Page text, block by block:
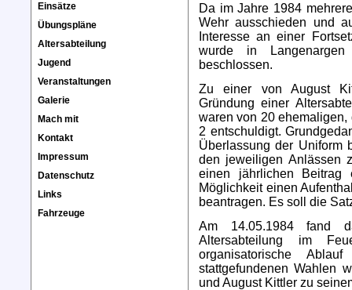
Einsätze
Übungspläne
Altersabteilung
Jugend
Veranstaltungen
Galerie
Mach mit
Kontakt
Impressum
Datenschutz
Links
Fahrzeuge
Da im Jahre 1984
Wehr ausschieden und
Interesse an einer
wurde in
beschlossen.
Zu einer von August
Gründung einer
waren von 20
2 entschuldigt.
Überlassung der Uniform
den jeweiligen Anlässen
einen jährlichen
Möglichkeit einen
beantragen. Es soll die
Am 14.05.1984 fand
Altersabteilung im
organisatorische
stattgefundenen Wahlen
und August Kittler zu